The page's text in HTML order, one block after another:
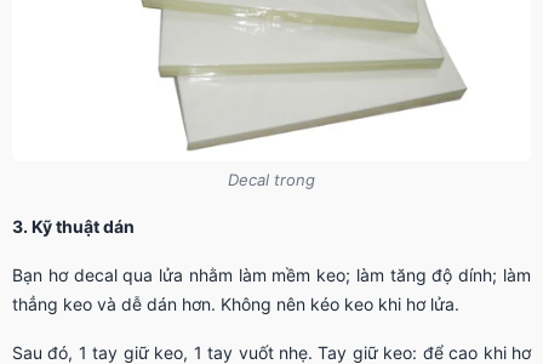
Decal trong
3. Kỹ thuật dán
Bạn hơ decal qua lửa nhằm làm mềm keo; làm tăng độ dính; làm
thẳng keo và dễ dán hơn. Không nên kéo keo khi hơ lửa.
Sau đó, 1 tay giữ keo, 1 tay vuốt nhẹ. Tay giữ keo: để cao khi hơ